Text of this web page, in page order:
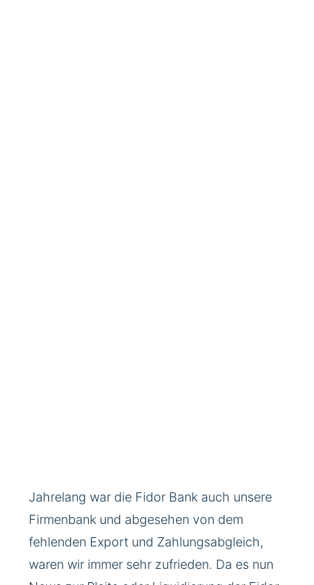
Jahrelang war die Fidor Bank auch unsere
Firmenbank und abgesehen von dem
fehlenden Export und Zahlungsabgleich,
waren wir immer sehr zufrieden. Da es nun